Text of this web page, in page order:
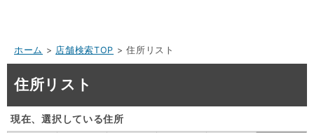
ホーム > 店舗検索TOP > 住所リスト
住所リスト
現在、選択している住所